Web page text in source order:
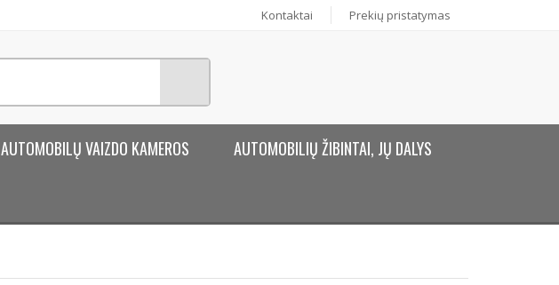
Kontaktai Prekių pristatymas
AUTOMOBILŲ VAIZDO KAMEROS AUTOMOBILIŲ ŽIBINTAI, JŲ DALYS